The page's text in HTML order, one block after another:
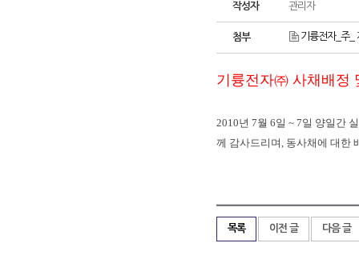
작성자 관리자
첨부 기륭전자_주_
기륭전자㈜ 사채배정
2010년 7월 6일 ~ 7일 양일간
께 감사드리며, 동사채에 대한
목록 이전 글 다음 글